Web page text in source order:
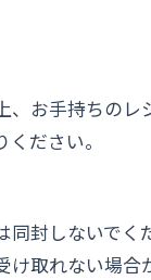
、お手持ちのレ
ださい。
同封しないでく
け取れない場合